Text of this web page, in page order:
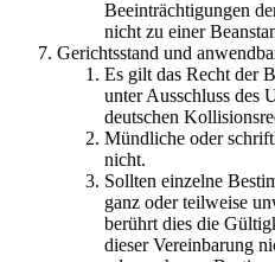
Beeinträchtigungen
nicht zu einer
Gerichtsstand und
Es gilt das Recht der
unter Ausschluss des
deutschen
Mündliche oder
nicht.
Sollten einzelne
ganz oder teilweise
berührt dies die
dieser Vereinbarung